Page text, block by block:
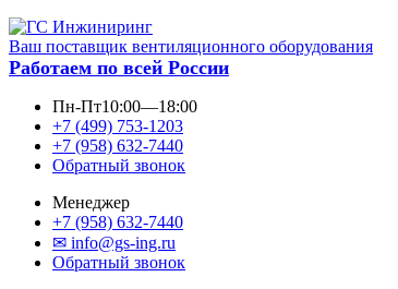
Ваш поставщик вентиляционного оборудования
Работаем по всей России
Пн-Пт10:00—18:00
+7 (499) 753-1203
+7 (958) 632-7440
Обратный звонок
Менеджер
+7 (958) 632-7440
✉ info@gs-ing.ru
Обратный звонок